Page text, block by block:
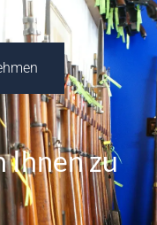
Ihnen zu